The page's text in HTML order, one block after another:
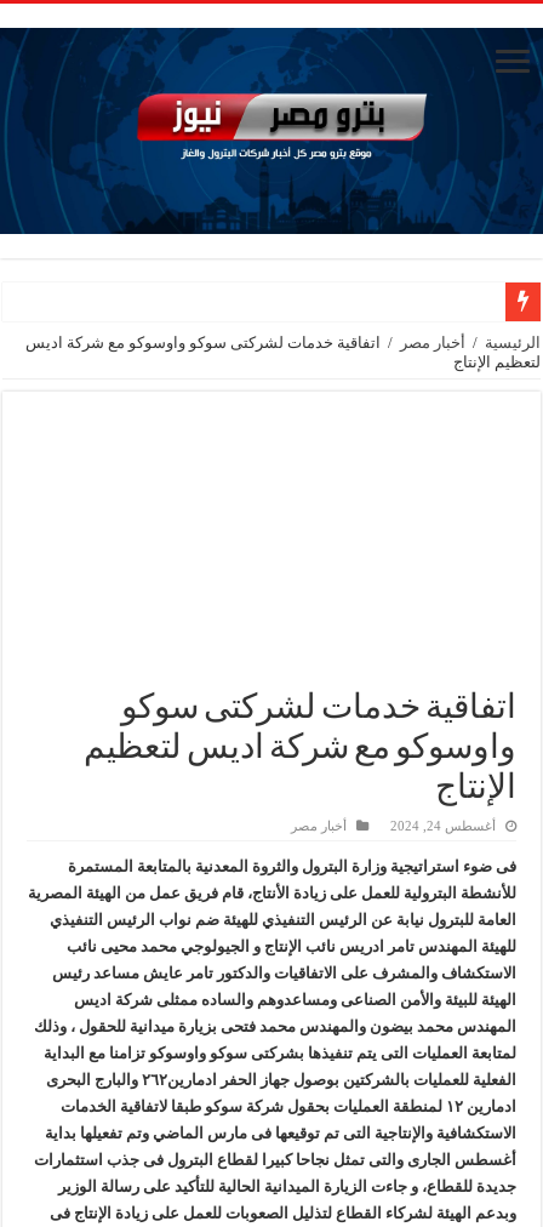
وزيرا التخطيط والتنمية الاقتصادية والبترول والثروة المعدنية يبحثان جهود تحقيق أمن
وزير البترول يتابع انتاج حقل البركة في اسوان
الرئيسية / أخبار مصر /
اتفاقية خدمات لشركتى سوكو واوسوكو مع شركة اديس
لتعظيم الإنتاج
اتفاقية خدمات لشركتى سوكو
واوسوكو مع شركة اديس لتعظيم
الإنتاج
أغسطس 24, 2024 أخبار مصر
فى ضوء استراتيجية وزارة البترول والثروة المعدنية بالمتابعة المستمرة
للأنشطة البترولية للعمل على زيادة الأنتاج، قام فريق عمل من الهيئة المصرية
العامة للبترول نيابة عن الرئيس التنفيذي للهيئة ضم نواب الرئيس التنفيذي
للهيئة المهندس تامر ادريس نائب الإنتاج و الجيولوجي محمد محيى نائب
الاستكشاف والمشرف على الاتفاقيات والدكتور تامر عايش مساعد رئيس
الهيئة للبيئة والأمن الصناعى ومساعدوهم والساده ممثلى شركة اديس
المهندس محمد بيضون والمهندس محمد فتحى بزيارة ميدانية للحقول ، وذلك
لمتابعة العمليات التى يتم تنفيذها بشركتى سوكو واوسوكو تزامنا مع البداية
الفعلية للعمليات بالشركتين بوصول جهاز الحفر ادمارين٢٦٢ والبارج البحرى
ادمارين ١٢ لمنطقة العمليات بحقول شركة سوكو طبقا لاتفاقية الخدمات
الاستكشافية والإنتاجية التى تم توقيعها فى مارس الماضي وتم تفعيلها بداية
أغسطس الجارى والتى تمثل نجاحا كبيرا لقطاع البترول فى جذب استثمارات
جديدة للقطاع، و جاءت الزيارة الميدانية الحالية للتأكيد على رسالة الوزير
وبدعم الهيئة لشركاء القطاع لتذليل الصعوبات للعمل على زيادة الإنتاج فى